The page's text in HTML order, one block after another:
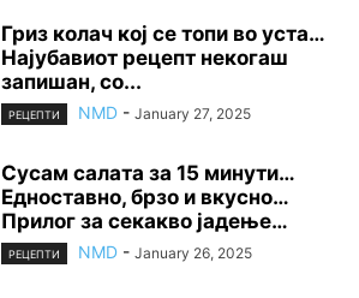
Гриз колач кој се топи во уста…
Најубавиот рецепт некогаш
запишан, со...
РЕЦЕПТИ NMD - January 27, 2025
Сусам салата за 15 минути…
Едноставно, брзо и вкусно…
Прилог за секакво јадење…
РЕЦЕПТИ NMD - January 26, 2025